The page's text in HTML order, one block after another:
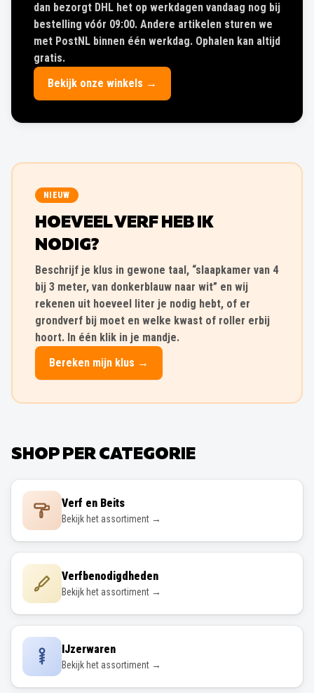
dan bezorgt DHL het op werkdagen vandaag nog bij
bestelling vóór 09:00. Andere artikelen sturen we
met PostNL binnen één werkdag. Ophalen kan altijd
gratis.
Bekijk onze winkels →
NIEUW
HOEVEEL VERF HEB IK
NODIG?
Beschrijf je klus in gewone taal, “slaapkamer van 4
bij 3 meter, van donkerblauw naar wit” en wij
rekenen uit hoeveel liter je nodig hebt, of er
grondverf bij moet en welke kwast of roller erbij
hoort. In één klik in je mandje.
Bereken mijn klus →
SHOP PER CATEGORIE
Verf en Beits
Bekijk het assortiment →
Verfbenodigdheden
Bekijk het assortiment →
IJzerwaren
Bekijk het assortiment →